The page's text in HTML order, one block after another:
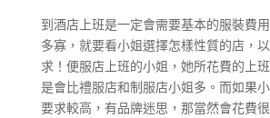
到酒店上班是一定會需要基本的服裝費
多寡，就要看小姐選擇怎樣性質的店，
求！便服店上班的小姐，她所花費的上
是會比禮服店和制服店小姐多。而如果
要求較高，有品牌迷思，那當然會花費